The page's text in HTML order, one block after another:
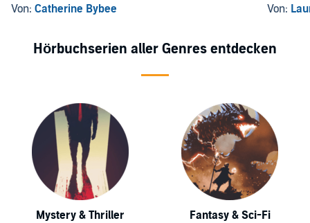
Von: Catherine Bybee
Von:
Hörbuchserien aller Genres entdecken
Mystery & Thriller
Fantasy & Sci-Fi